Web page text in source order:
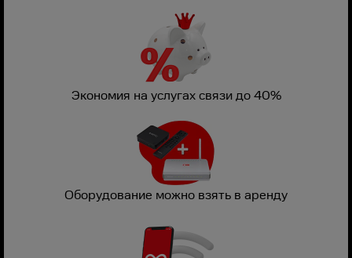
Экономия на услугах связи до 40%
Оборудование можно взять в аренду